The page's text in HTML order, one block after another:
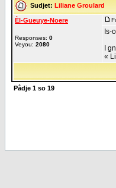
Sudjet: Liliane Groulard
Èl-Gueuye-Noere
Responses: 0
Veyou: 2080
Is-
I
«
Pådje 1 so 19